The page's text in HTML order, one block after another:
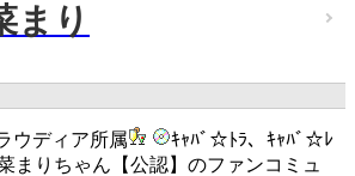
まり
ウディア所属
ｷｬﾊﾞ☆ﾄﾗ、ｷｬﾊﾞ☆ﾚ
まりちゃん【公認】のファンコミュ